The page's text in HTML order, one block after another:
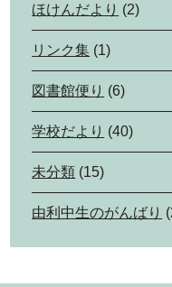
ほけんだより (2)
リンク集 (1)
図書館便り (6)
学校だより (40)
未分類 (15)
由利中生のがんばり